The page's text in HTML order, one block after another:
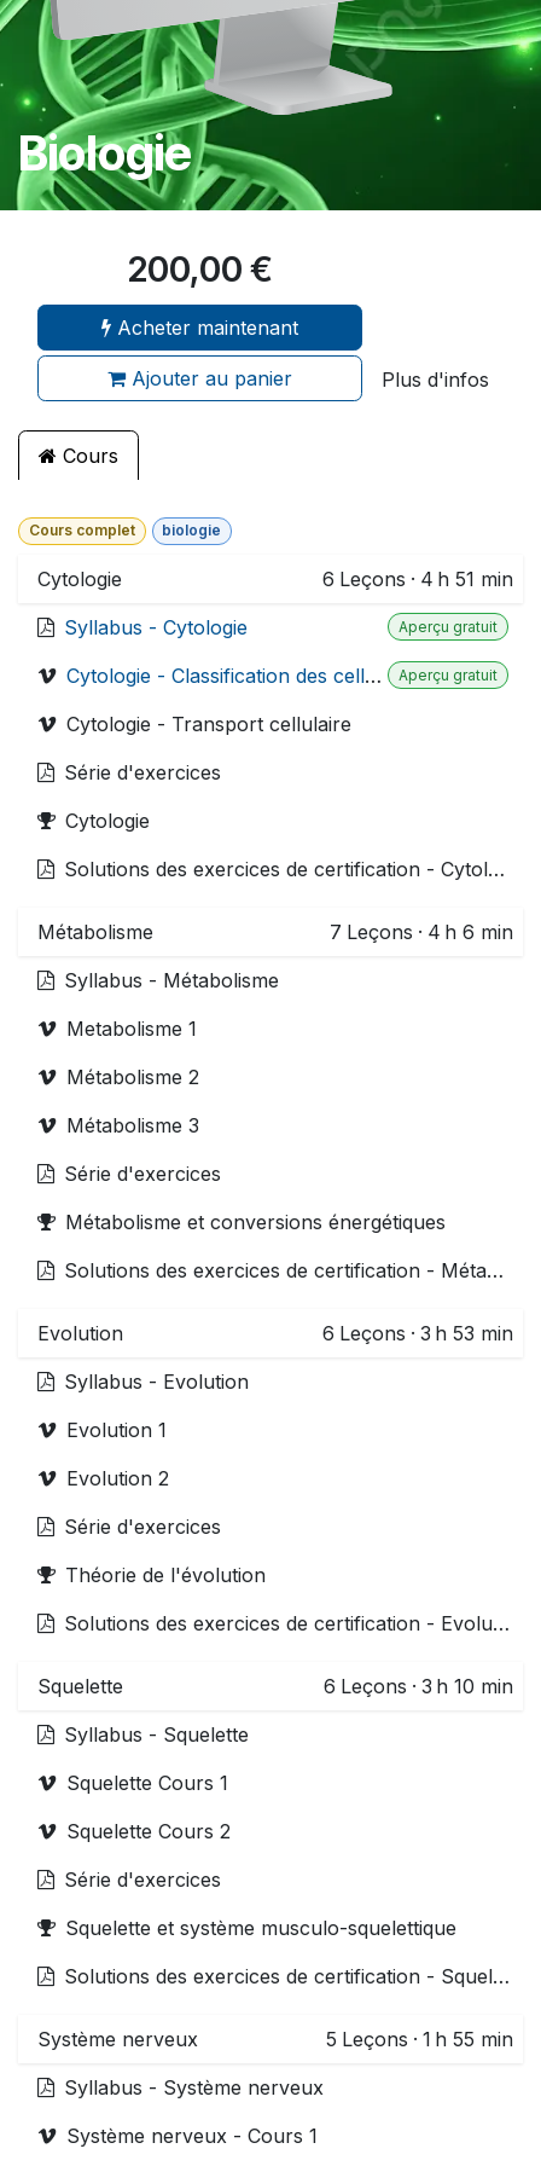
Biologie
200,00 €
Acheter maintenant
Ajouter au panier Plus d'infos
Cours
Cours complet biologie
Cytologie 6 Leçons · 4 h 51 min
Syllabus - Cytologie
Aperçu gratuit
Cytologie - Classification des cellules Aperçu gratuit
Cytologie - Transport cellulaire
Série d'exercices
Cytologie
Solutions des exercices de certification - Cytologie
Métabolisme 7 Leçons · 4 h 6 min
Syllabus - Métabolisme
Metabolisme 1
Métabolisme 2
Métabolisme 3
Série d'exercices
Métabolisme et conversions énergétiques
Solutions des exercices de certification - Métabolisme
Evolution 6 Leçons · 3 h 53 min
Syllabus - Evolution
Evolution 1
Evolution 2
Série d'exercices
Théorie de l'évolution
Solutions des exercices de certification - Evolution
Squelette 6 Leçons · 3 h 10 min
Syllabus - Squelette
Squelette Cours 1
Squelette Cours 2
Série d'exercices
Squelette et système musculo-squelettique
Solutions des exercices de certification - Squelette
Système nerveux 5 Leçons · 1 h 55 min
Syllabus - Système nerveux
Système nerveux - Cours 1